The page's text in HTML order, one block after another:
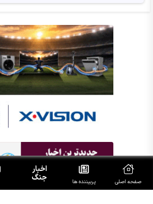
صفحه اصلی پربیننده ها
اخبار
جنگ